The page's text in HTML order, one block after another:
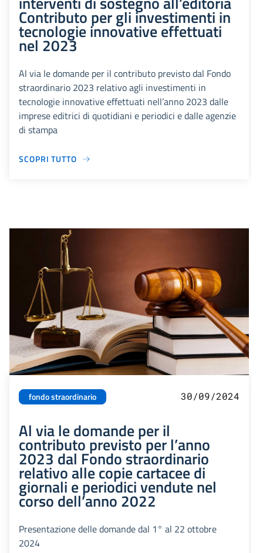
Contributo per gli investimenti in
tecnologie innovative effettuati
nel 2023
Al via le domande per il contributo previsto dal Fondo
straordinario 2023 relativo agli investimenti in
tecnologie innovative effettuati nell’anno 2023 dalle
imprese editrici di quotidiani e periodici e dalle agenzie
di stampa
SCOPRI TUTTO
fondo straordinario 30/09/2024
Al via le domande per il
contributo previsto per l’anno
2023 dal Fondo straordinario
relativo alle copie cartacee di
giornali e periodici vendute nel
corso dell’anno 2022
Presentazione delle domande dal 1° al 22 ottobre
2024